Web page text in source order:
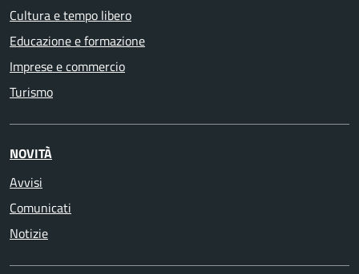
Cultura e tempo libero
Educazione e formazione
Imprese e commercio
Turismo
NOVITÀ
Avvisi
Comunicati
Notizie